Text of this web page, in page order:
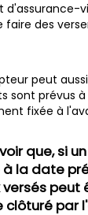
d'assurance-
faire des
peut
sont prévus
fixée à
que, si
la date
clôturé par